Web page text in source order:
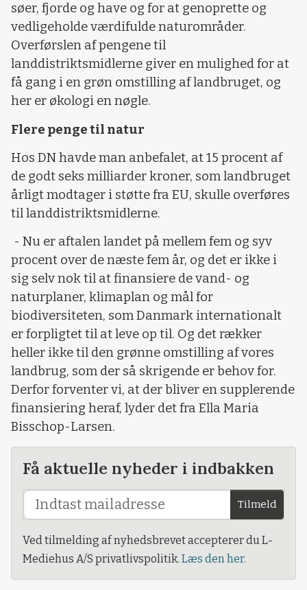
søer, fjorde og have og for at genoprette og
vedligeholde værdifulde naturområder.
Overførslen af pengene til
landdistriktsmidlerne giver en mulighed for at
få gang i en grøn omstilling af landbruget, og
her er økologi en nøgle.
Flere penge til natur
Hos DN havde man anbefalet, at 15 procent af
de godt seks milliarder kroner, som landbruget
årligt modtager i støtte fra EU, skulle overføres
til landdistriktsmidlerne.
- Nu er aftalen landet på mellem fem og syv
procent over de næste fem år, og det er ikke i
sig selv nok til at finansiere de vand- og
naturplaner, klimaplan og mål for
biodiversiteten, som Danmark internationalt
er forpligtet til at leve op til. Og det rækker
heller ikke til den grønne omstilling af vores
landbrug, som der så skrigende er behov for.
Derfor forventer vi, at der bliver en supplerende
finansiering heraf, lyder det fra Ella Maria
Bisschop-Larsen.
Få aktuelle nyheder i indbakken
Tilmeld
Ved tilmelding af nyhedsbrevet accepterer du L-
Mediehus A/S privatlivspolitik. Læs den her.